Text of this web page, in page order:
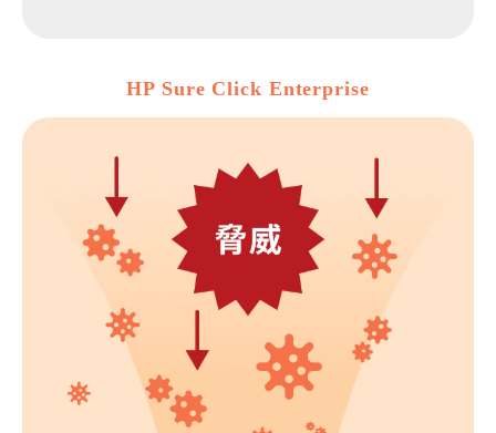
HP Sure Click Enterprise